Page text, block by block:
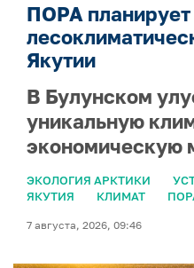
ПОРА планирует
Якутии
В Булунском
уникальную
экономическую
ЭКОЛОГИЯ АРКТИКИ
ЯКУТИЯ
КЛИМАТ
7 августа, 2026, 09:46